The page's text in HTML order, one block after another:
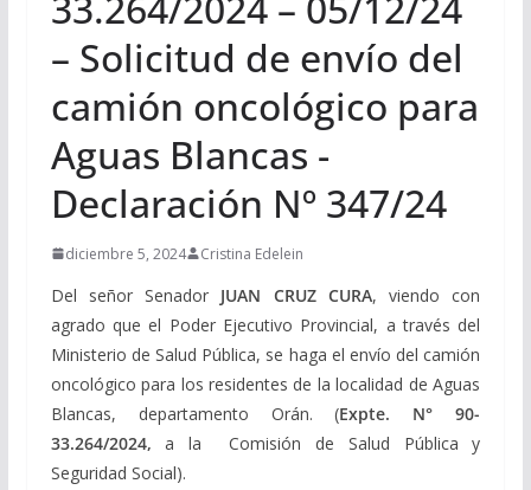
– Solicitud de envío del
camión oncológico para
Aguas Blancas -
Declaración Nº 347/24
diciembre 5, 2024 Cristina Edelein
Del señor Senador JUAN CRUZ CURA, viendo con
agrado que el Poder Ejecutivo Provincial, a través del
Ministerio de Salud Pública, se haga el envío del camión
oncológico para los residentes de la localidad de Aguas
Blancas, departamento Orán. (Expte. N° 90-
33.264/2024, a la Comisión de Salud Pública y
Seguridad Social).